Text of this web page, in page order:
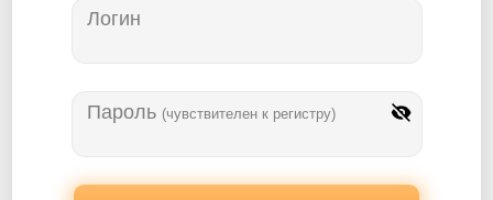
Логин
Пароль (чувствителен к регистру)